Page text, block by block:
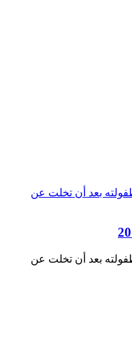
بعد أن تخلت عن
بعد أن تخلت عن